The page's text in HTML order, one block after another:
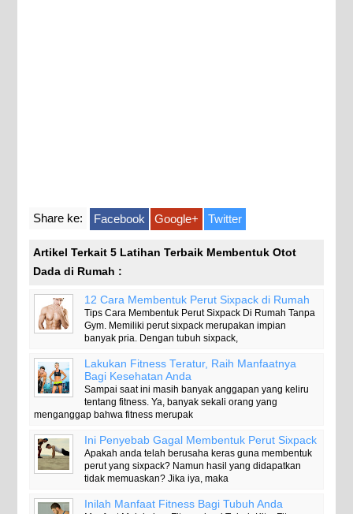
Share ke: Facebook Google+ Twitter
Artikel Terkait 5 Latihan Terbaik Membentuk Otot
Dada di Rumah :
12 Cara Membentuk Perut Sixpack di Rumah
Tips Cara Membentuk Perut Sixpack Di Rumah Tanpa
Gym. Memiliki perut sixpack merupakan impian
banyak pria. Dengan tubuh sixpack,
Lakukan Fitness Teratur, Raih Manfaatnya
Bagi Kesehatan Anda
Sampai saat ini masih banyak anggapan yang keliru
tentang fitness. Ya, banyak sekali orang yang
menganggap bahwa fitness merupak
Ini Penyebab Gagal Membentuk Perut Sixpack
Apakah anda telah berusaha keras guna membentuk
perut yang sixpack? Namun hasil yang didapatkan
tidak memuaskan? Jika iya, maka
Inilah Manfaat Fitness Bagi Tubuh Anda